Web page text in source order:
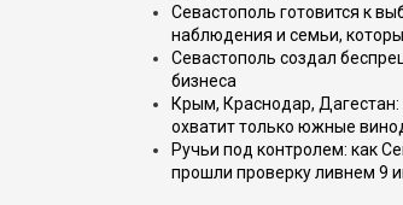
Севастополь готовится к
наблюдения и семьи,
Севастополь создал
бизнеса
Крым, Краснодар,
охватит только южные
Ручьи под контролем: как
прошли проверку ливнем 9